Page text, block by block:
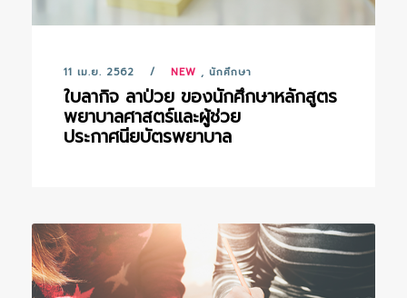
11 เม.ย. 2562 NEW , นักศึกษา
ใบลากิจ ลาป่วย ของนักศึกษาหลักสูตร
พยาบาลศาสตร์และผู้ช่วย
ประกาศนียบัตรพยาบาล